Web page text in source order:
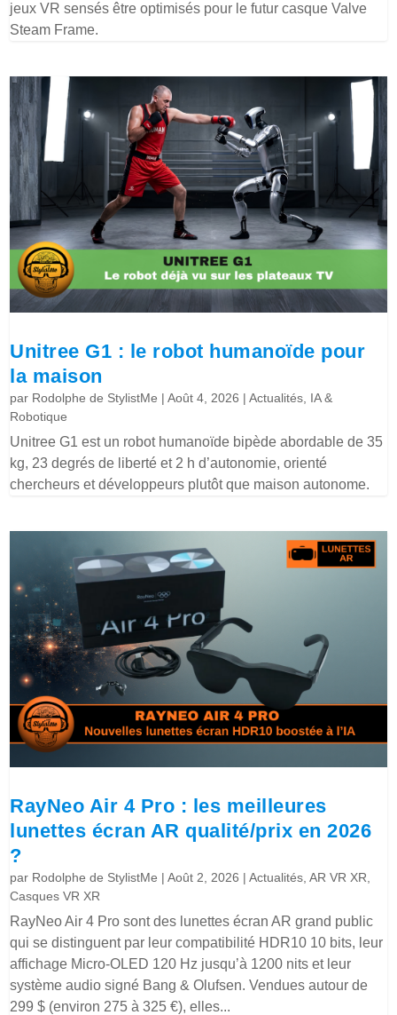
jeux VR sensés être optimisés pour le futur casque Valve
Steam Frame.
Unitree G1 : le robot humanoïde pour
la maison
par Rodolphe de StylistMe |Août 4, 2026 |Actualités IA &
Robotique
Unitree G1 est un robot humanoïde bipède abordable de 35
kg, 23 degrés de liberté et 2 h d’autonomie, orienté
chercheurs et développeurs plutôt que maison autonome.
RayNeo Air 4 Pro : les meilleures
lunettes écran AR qualité/prix en 2026
?
par Rodolphe de StylistMe |Août 2, 2026 |Actualités ,AR VR XR
Casques VR XR
RayNeo Air 4 Pro sont des lunettes écran AR grand public
qui se distinguent par leur compatibilité HDR10 10 bits, leur
affichage Micro-OLED 120 Hz jusqu’à 1200 nits et leur
système audio signé Bang & Olufsen. Vendues autour de
299 $ (environ 275 à 325 €), elles...